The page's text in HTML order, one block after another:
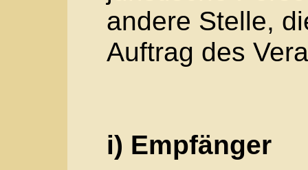
k) Einwilligung
freiwillig für den